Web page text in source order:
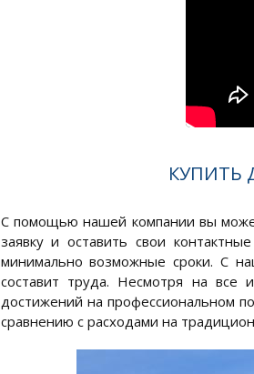
КУПИТЬ
С помощью нашей компании вы
заявку и оставить свои
минимально возможные сроки. С
составит труда. Несмотря на все
достижений на профессиональном
сравнению с расходами на